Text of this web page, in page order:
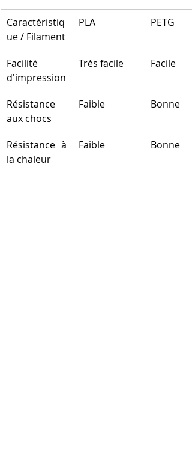
Caractéristiq
ue / Filament
PLA PETG
Facilité
d'impression
Très facile Facile
Résistance
aux chocs
Faible Bonne
Résistance à
la chaleur
Faible Bonne